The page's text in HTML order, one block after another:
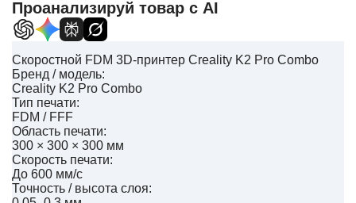
Проанализируй товар с AI
Скоростной FDM 3D-принтер Creality K2 Pro Combo
Бренд / модель:
Creality K2 Pro Combo
Тип печати:
FDM / FFF
Область печати:
300 × 300 × 300 мм
Скорость печати:
До 600 мм/с
Точность / высота слоя: